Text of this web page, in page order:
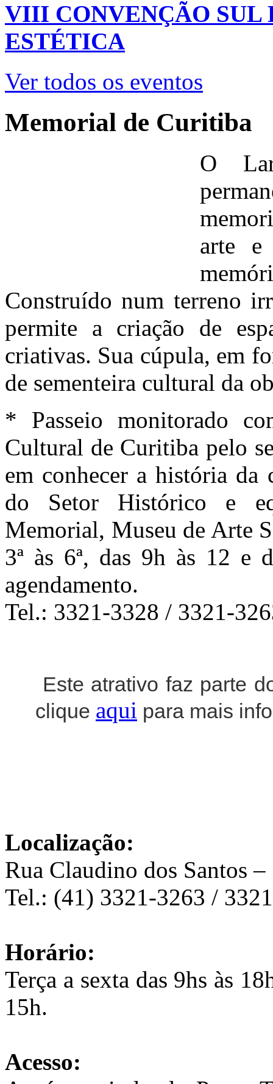
VIII CONVENÇÃO
ESTÉTICA
Ver todos os eventos
Memorial de Curitiba
O
arte
Construído num terreno
permite a criação de
criativas. Sua cúpula, em
de sementeira cultural da
* Passeio monitorado
Cultural de Curitiba pelo
em conhecer a história da
do Setor Histórico e
Memorial, Museu de Arte
3ª às 6ª, das 9h às 12 e
agendamento.
Tel.: 3321-3328 / 3321-
Este atrativo faz parte
clique aqui para mais
Localização:
Rua Claudino dos Santos –
Tel.: (41) 3321-3263 /
Horário:
Terça a sexta das 9hs às
15h.
Acesso: